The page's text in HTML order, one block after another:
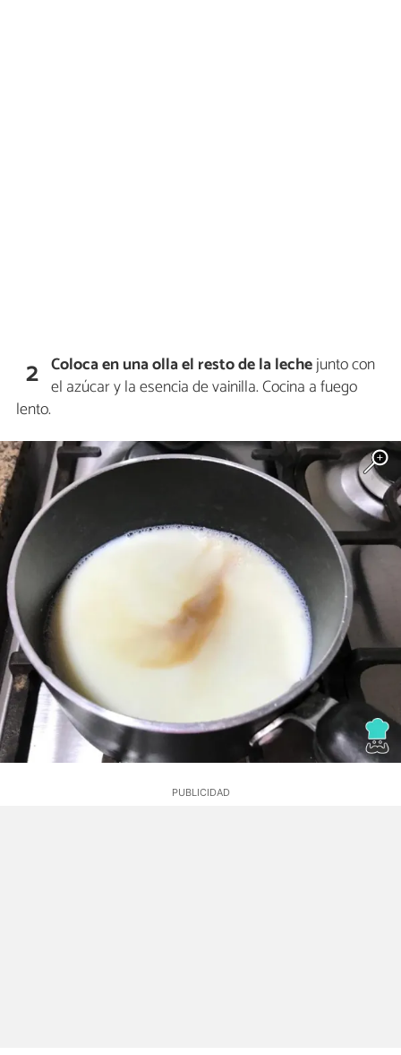
2 Coloca en una ollael resto de la lechejunto con
el azúcar y la esencia de vainilla. Cocina a fuego
lento.